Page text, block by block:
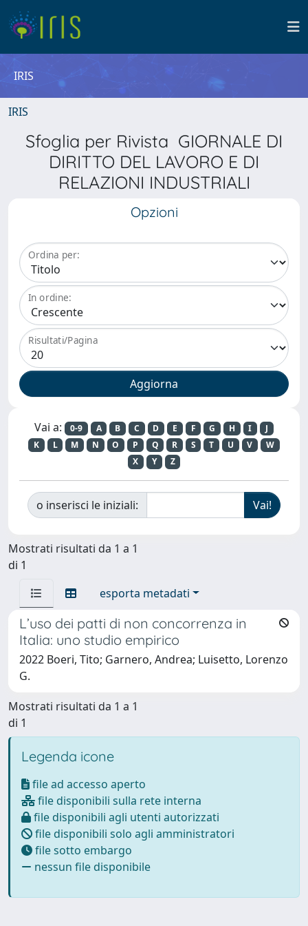
IRIS
IRIS
Sfoglia per Rivista GIORNALE DI
DIRITTO DEL LAVORO E DI
RELAZIONI INDUSTRIALI
Opzioni
Ordina per:
In ordine:
Risultati/Pagina
Vai a: 0-9 A B C D E F G H I
J
K
L M N O P Q R S T U V
W
X
Y Z
o inserisci le iniziali:
Mostrati risultati da 1 a 1
di 1
esporta metadati
L’uso dei patti di non concorrenza in
Italia: uno studio empirico
2022 Boeri, Tito; Garnero, Andrea; Luisetto, Lorenzo
G.
Mostrati risultati da 1 a 1
di 1
Legenda icone
file ad accesso aperto
file disponibili sulla rete interna
file disponibili agli utenti autorizzati
file disponibili solo agli amministratori
file sotto embargo
nessun file disponibile